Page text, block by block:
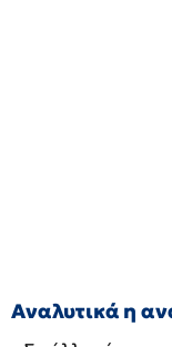
Αναλυτικά η